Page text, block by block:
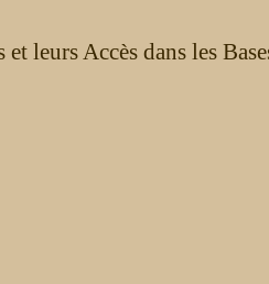
leurs Accès dans les